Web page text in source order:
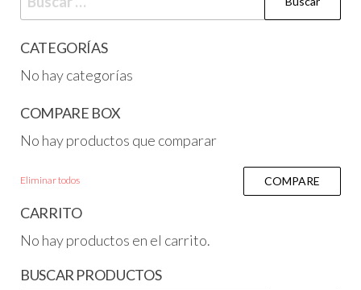
CATEGORÍAS
No hay categorías
COMPARE BOX
No hay productos que comparar
Eliminar todos COMPARE
CARRITO
No hay productos en el carrito.
BUSCAR PRODUCTOS